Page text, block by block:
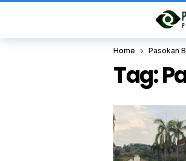
Home Pasokan
Tag: